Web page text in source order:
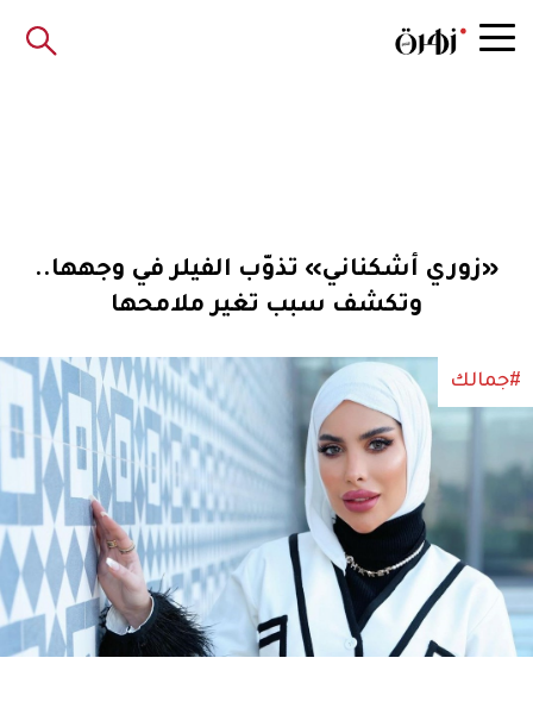
«زوري أشكناني» تذوّب الفيلر في وجهها..
وتكشف سبب تغير ملامحها
#جمالك